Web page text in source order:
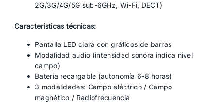
2G/3G/4G/5G sub-6GHz, Wi-Fi, DECT)
Características técnicas:
Pantalla LED clara con gráficos de barras
Modalidad audio (intensidad sonora indica nivel
campo)
Batería recargable (autonomía 6-8 horas)
3 modalidades: Campo eléctrico / Campo
magnético / Radiofrecuencia